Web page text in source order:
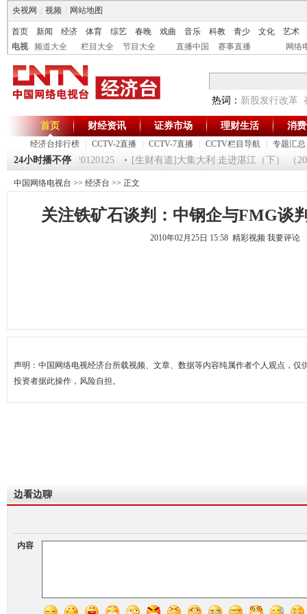
央视网 视频 网站地图
首页 新闻 经济 体育 综艺 春晚 戏曲 音乐 科教 青少 文化
艺术
电视
频道大全 栏目大全 节目大全 直播中国 赛事直播 网络
热词： 新股发行改革
首页
经济台排行榜 CCTV-2直播 CCTV-7直播 CCTV栏目导航 专题汇总
财经资讯 证券市场 理财生活 消
24小时播不停
《第一时间》 20120125 [生财有道]大集大利 走进湛江（下） （
中国网络电视台 >> 经济台 >> 正文
关注铁矿石谈判：中钢企与FMG谈
2010年02月25日 15:58 精彩视频 我要评论
声明：中国网络电视经济台所载视频、文章、数据等内容纯属作者个人观点，仅
投资者据此操作，风险自担。
边看边聊
内容